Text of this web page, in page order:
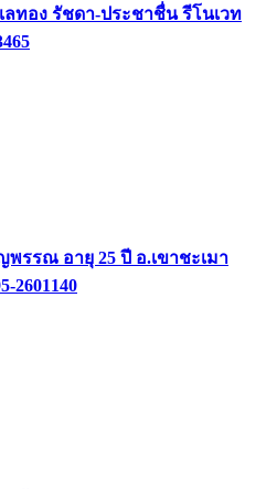
ลทอง รัชดา-ประชาชื่น รีโนเวท
รรณ อายุ 25 ปี อ.เขาชะเมา
2601140